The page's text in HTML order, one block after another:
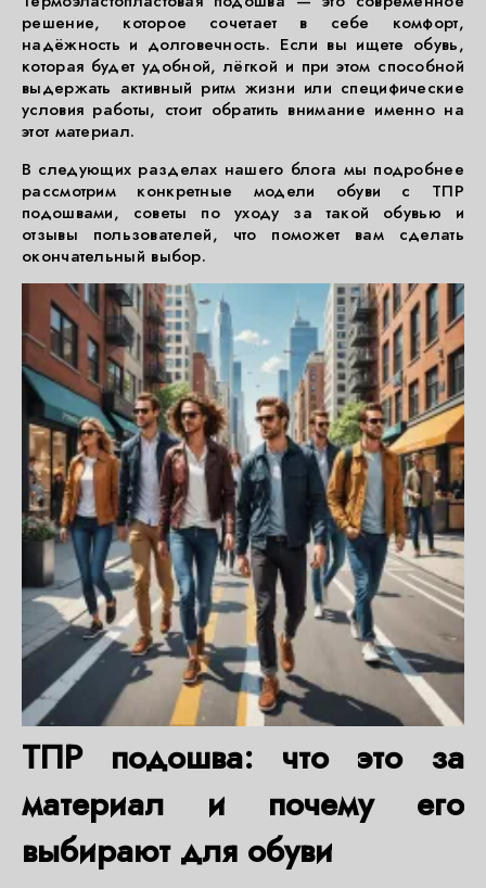
решение, которое сочетает в себе комфорт,
надёжность и долговечность. Если вы ищете обувь,
которая будет удобной, лёгкой и при этом способной
выдержать активный ритм жизни или специфические
условия работы, стоит обратить внимание именно на
этот материал.
В следующих разделах нашего блога мы подробнее
рассмотрим конкретные модели обуви с ТПР
подошвами, советы по уходу за такой обувью и
отзывы пользователей, что поможет вам сделать
окончательный выбор.
ТПР подошва: что это за
материал и почему его
выбирают для обуви